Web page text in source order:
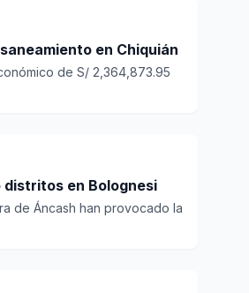
en Chiquián
de S/ 2,364,873.95
Áncash: huaico deja aislados a pobladores de cuatro distritos en Bolognesi
de Áncash han provocado la